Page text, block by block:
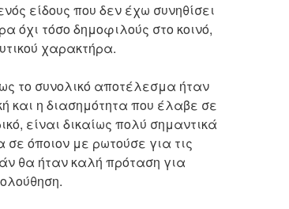
είδους που δεν έχω συνηθίσει
όχι τόσο δημοφιλούς στο κοινό,
χαρακτήρα.
το συνολικό αποτέλεσμα ήταν
και η διασημότητα που έλαβε σε
είναι δικαίως πολύ σημαντικά
όποιον με ρωτούσε για τις
θα ήταν καλή πρόταση για